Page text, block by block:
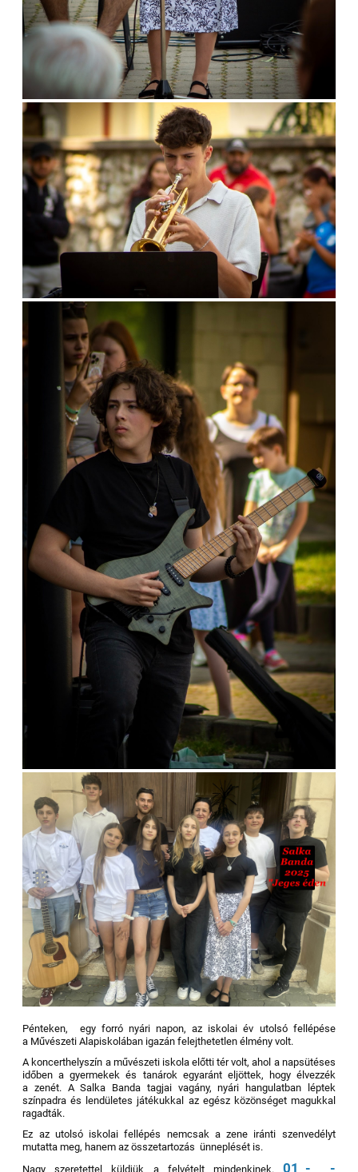
Pénteken, egy forró nyári napon, az iskolai év utolsó fellépése
a Művészeti Alapiskolában igazán felejthetetlen élmény volt.
A koncerthelyszín a művészeti iskola előtti tér volt, ahol a napsütéses
időben a gyermekek és tanárok egyaránt eljöttek, hogy élvezzék
a zenét. A Salka Banda tagjai vagány, nyári hangulatban léptek
színpadra és lendületes játékukkal az egész közönséget magukkal
ragadták.
Ez az utolsó iskolai fellépés nemcsak a zene iránti szenvedélyt
mutatta meg, hanem az összetartozás ünneplését is.
Nagy szeretettel küldjük a felvételt mindenkinek. 01_-___-